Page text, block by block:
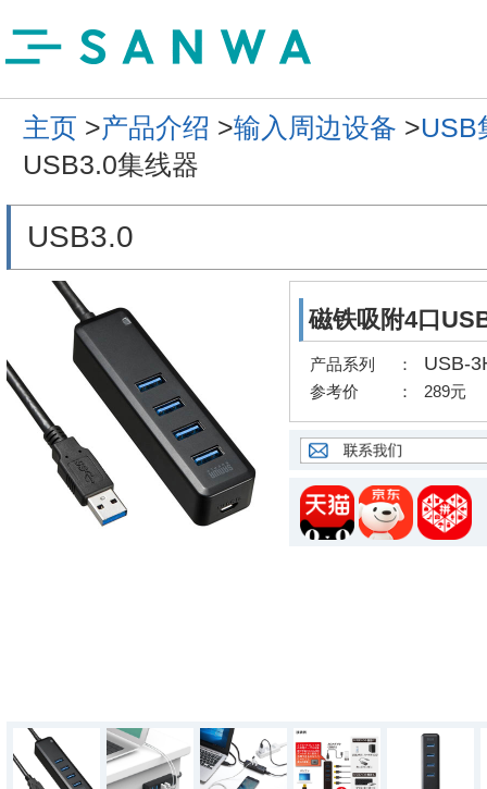
主页 >产品介绍 >输入周边设备 >USB
USB3.0集线器
USB3.0
磁铁吸附4口
产品系列 ： USB-
参考价 ： 289元